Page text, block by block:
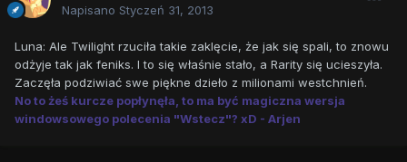
Napisano Styczeń 31, 2013
Luna: Ale Twilight rzuciła takie zaklęcie, że jak się spali, to znowu
odżyje tak jak feniks. I to się właśnie stało, a Rarity się ucieszyła.
Zaczęła podziwiać swe piękne dzieło z milionami westchnień.
No to żeś kurcze popłynęła, to ma być magiczna wersja
windowsowego polecenia "Wstecz"? xD - Arjen